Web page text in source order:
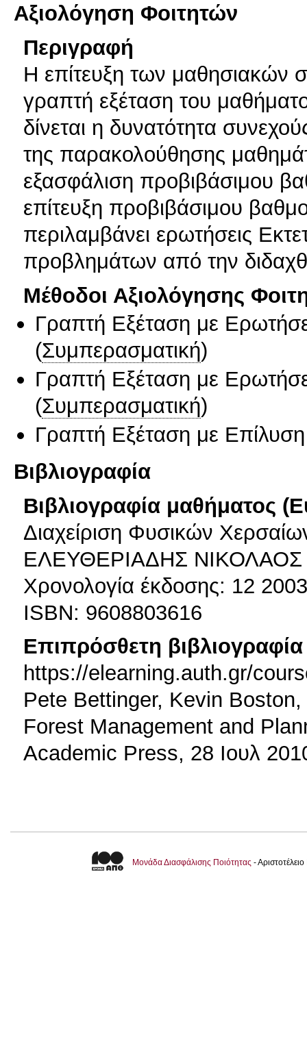
Αξιολόγηση Φοιτητών
Περιγραφή
Η επίτευξη των μαθησιακών
γραπτή εξέταση του
δίνεται η δυνατότητα
της παρακολούθησης
εξασφάλιση προβιβάσιμου
επίτευξη προβιβάσιμου
περιλαμβάνει ερωτήσεις
προβλημάτων από την
Μέθοδοι Αξιολόγησης
Γραπτή Εξέταση με
(Συμπερασματική)
Γραπτή Εξέταση με
(Συμπερασματική)
Γραπτή Εξέταση με
Βιβλιογραφία
Βιβλιογραφία μαθήματος
Διαχείριση Φυσικών
ΕΛΕΥΘΕΡΙΑΔΗΣ ΝΙΚΟΛΑΟΣ
Χρονολογία έκδοσης: 12 2003
ISBN: 9608803616
Επιπρόσθετη βιβλιογραφία
https://elearning.auth.gr/
Pete Bettinger, Kevin
Forest Management and
Academic Press, 28 Ιουλ
Μονάδα Διασφάλισης Ποιότητας -